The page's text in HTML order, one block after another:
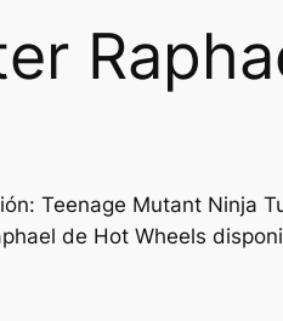
Teenage Mutant Ninja
de Hot Wheels